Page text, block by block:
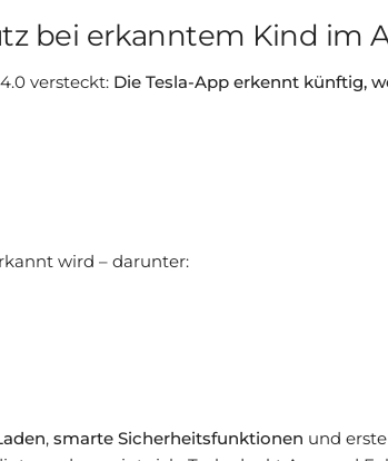
bei erkanntem Kind im
versteckt: Die Tesla-App erkennt künftig,
wird – darunter:
,smarte Sicherheitsfunktionen und